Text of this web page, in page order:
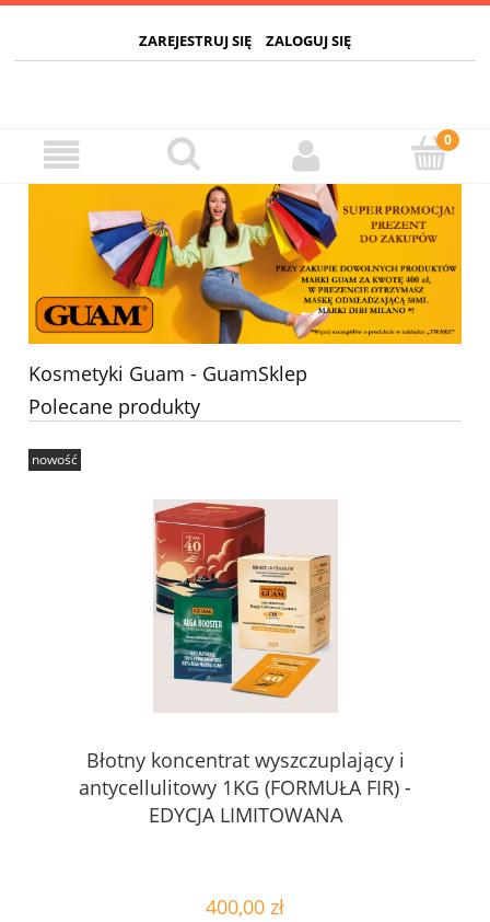
ZAREJESTRUJ SIĘ ZALOGUJ SIĘ
Kosmetyki Guam - GuamSklep
Polecane produkty
Błotny koncentrat wyszczuplający i
antycellulitowy 1KG (FORMUŁA FIR) -
EDYCJA LIMITOWANA
400,00 zł
nowość